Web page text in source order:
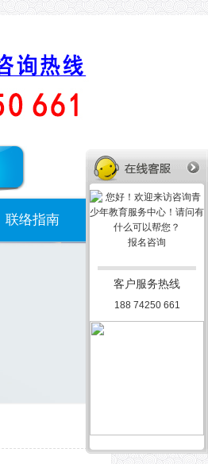
联络指南
报名咨询
客户服务热线
188 74250 661